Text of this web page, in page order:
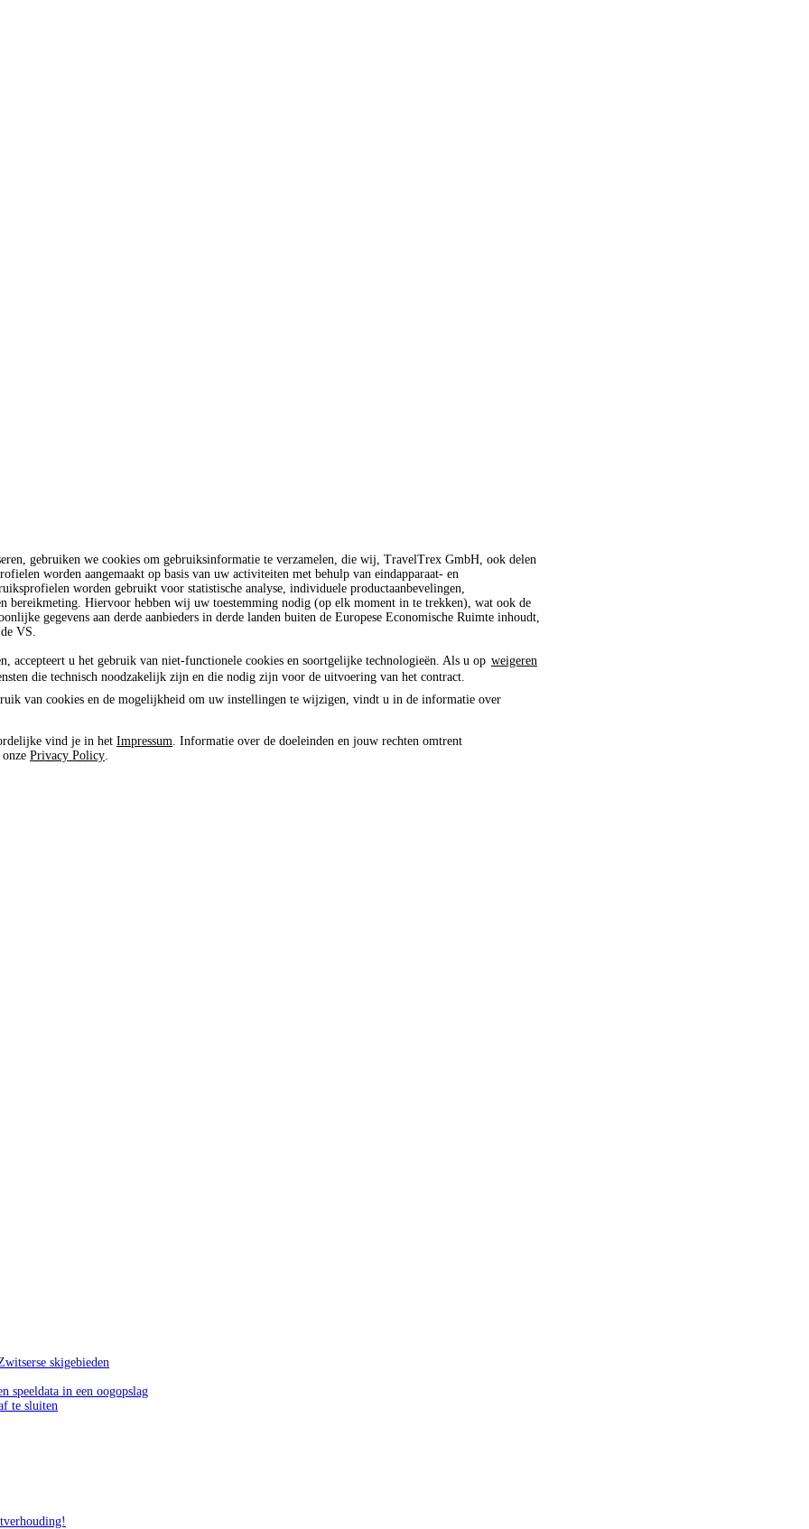
gebruiken we cookies om gebruiksinformatie te verzamelen, die wij, TravelTrex GmbH, ook delen
worden aangemaakt op basis van uw activiteiten met behulp van eindapparaat- en
worden gebruikt voor statistische analyse, individuele productaanbevelingen,
bereikmeting. Hiervoor hebben wij uw toestemming nodig (op elk moment in te trekken), wat ook de
gegevens aan derde aanbieders in derde landen buiten de Europese Economische Ruimte inhoudt,
VS.
accepteert u het gebruik van niet-functionele cookies en soortgelijke technologieën. Als u op weigeren
die technisch noodzakelijk zijn en die nodig zijn voor de uitvoering van het contract.
van cookies en de mogelijkheid om uw instellingen te wijzigen, vindt u in de informatie over
vind je in het Impressum . Informatie over de doeleinden en jouw rechten omtrent
Privacy Policy
skigebieden
speeldata in een oogopslag
te sluiten